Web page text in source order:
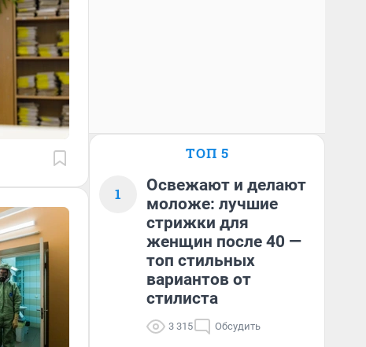
ТОП 5
1
Освежают и делают
моложе: лучшие
стрижки для
женщин после 40 —
топ стильных
вариантов от
стилиста
3 315 Обсудить